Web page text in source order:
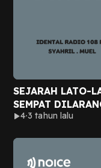
SEJARAH LATO-
SEMPAT
#CHECKSOUND
4 3 tahun lalu